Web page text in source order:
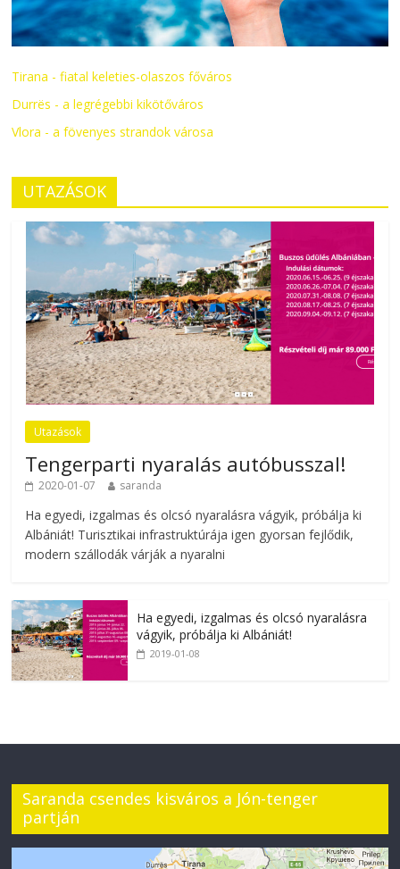
Tirana - fiatal keleties-olaszos főváros
Durrës - a legrégebbi kikötőváros
Vlora - a fövenyes strandok városa
UTAZÁSOK
Utazások
Tengerparti nyaralás autóbusszal!
2020-01-07 saranda
Ha egyedi, izgalmas és olcsó nyaralásra vágyik, próbálja ki
Albániát! Turisztikai infrastruktúrája igen gyorsan fejlődik,
modern szállodák várják a nyaralni
Ha egyedi, izgalmas és olcsó nyaralásra
vágyik, próbálja ki Albániát!
2019-01-08
Saranda csendes kisváros a Jón-tenger
partján